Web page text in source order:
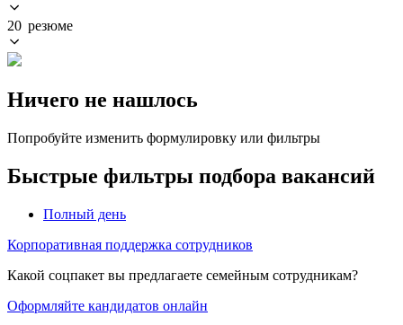
20 резюме
Ничего не нашлось
Попробуйте изменить формулировку или фильтры
Быстрые фильтры подбора вакансий
Полный день
Корпоративная поддержка сотрудников
Какой соцпакет вы предлагаете семейным сотрудникам?
Оформляйте кандидатов онлайн